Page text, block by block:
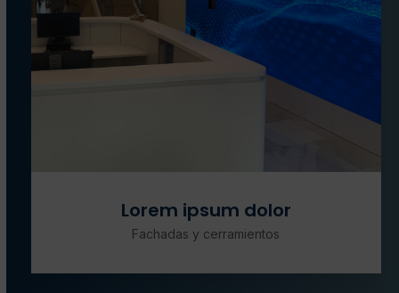
Lorem ipsum dolor
Fachadas y cerramientos